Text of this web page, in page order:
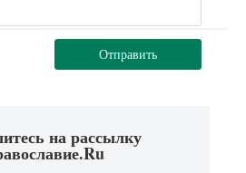
Отправить
на рассылку